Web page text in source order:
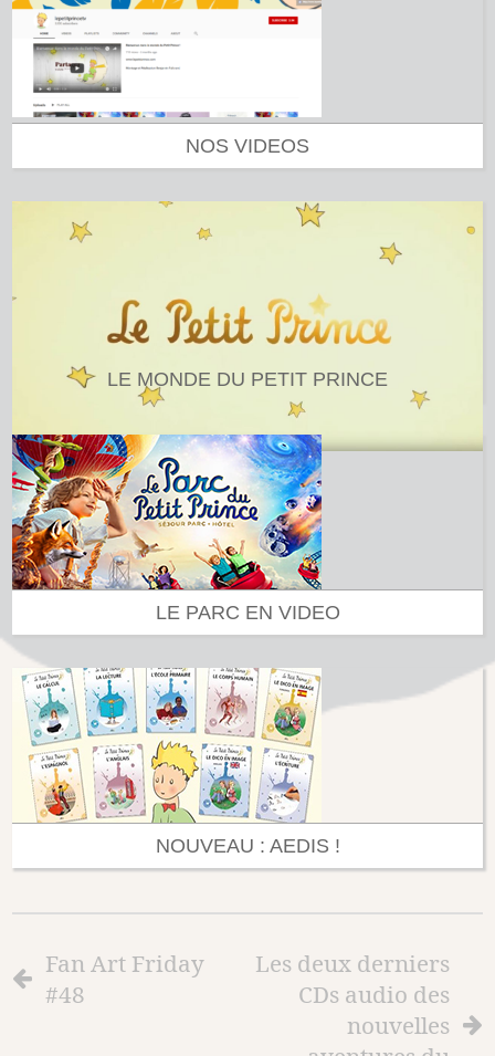
NOS VIDEOS
LE MONDE DU PETIT PRINCE
LE PARC EN VIDEO
NOUVEAU : AEDIS !
Fan Art Friday
#48
Les deux derniers
CDs audio des
nouvelles